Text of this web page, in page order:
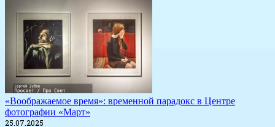
«Воображаемое время»: временной парадокс в Центре
фотографии «Март»
25.07.2025